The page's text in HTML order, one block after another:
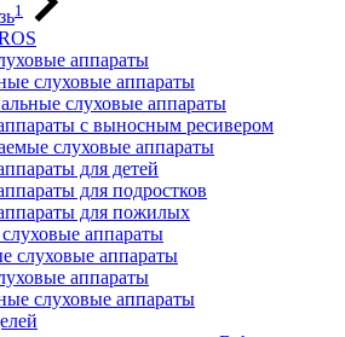
1
аппараты
слуховые аппараты
слуховые аппараты
с выносным ресивером
слуховые аппараты
для детей
для подростков
для пожилых
аппараты
слуховые аппараты
аппараты
слуховые аппараты